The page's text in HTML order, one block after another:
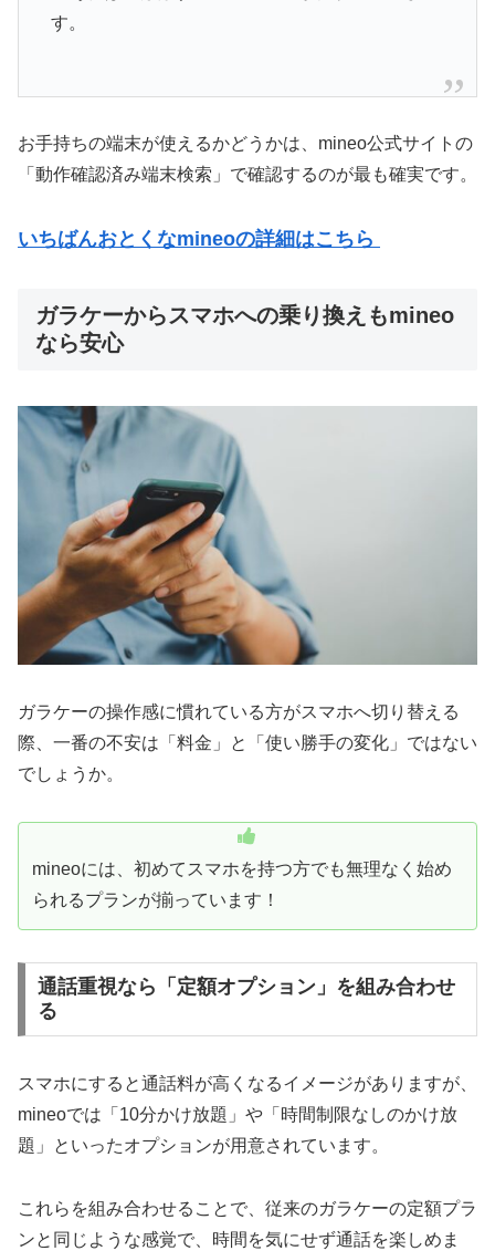
す。
お手持ちの端末が使えるかどうかは、mineo公式サイトの
「動作確認済み端末検索」で確認するのが最も確実です。
いちばんおとくなmineoの詳細はこちら
ガラケーからスマホへの乗り換えもmineo
なら安心
ガラケーの操作感に慣れている方がスマホへ切り替える
際、一番の不安は「料金」と「使い勝手の変化」ではない
でしょうか。
mineoには、初めてスマホを持つ方でも無理なく始め
られるプランが揃っています！
通話重視なら「定額オプション」を組み合わせ
る
スマホにすると通話料が高くなるイメージがありますが、
mineoでは「10分かけ放題」や「時間制限なしのかけ放
題」といったオプションが用意されています。
これらを組み合わせることで、従来のガラケーの定額プラ
ンと同じような感覚で、時間を気にせず通話を楽しめま